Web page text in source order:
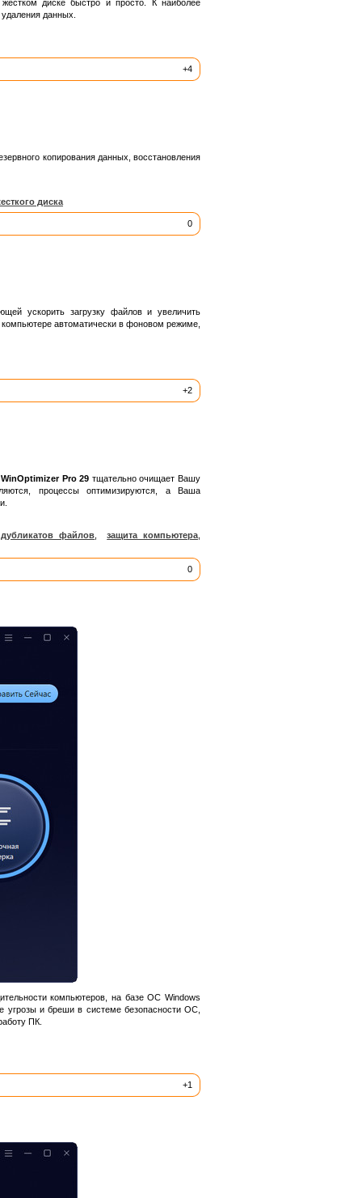
диске быстро и просто. К наиболее
данных.
+4
копирования данных, восстановления
диска
0
ускорить загрузку файлов и увеличить
автоматически в фоновом режиме,
+2
Pro 29 тщательно очищает Вашу
процессы оптимизируются, а Ваша
файлов защита компьютера
0
компьютеров, на базе ОС Windows
угрозы и бреши в системе безопасности ОС,
ПК.
+1